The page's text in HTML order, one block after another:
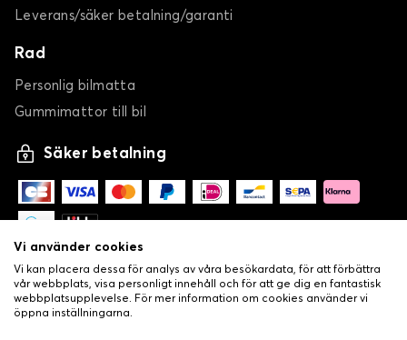
Bilmattor för CHEVROLET KALOS
Leverans/säker betalning/garanti
Rad
Personlig bilmatta
Gummimattor till bil
Säker betalning
Vi använder cookies
Vi kan placera dessa för analys av våra besökardata, för att förbättra
vår webbplats, visa personligt innehåll och för att ge dig en fantastisk
webbplatsupplevelse. För mer information om cookies använder vi
öppna inställningarna.